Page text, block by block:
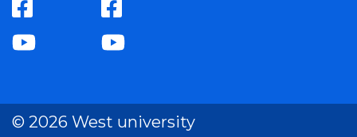
© 2026 West university